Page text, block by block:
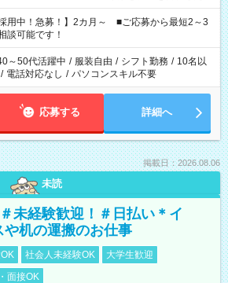
って夕飯の準備がしたい」 「できれば残業はし
ご希望を教えてくださいね。 ※Wワーク希望
お仕事で希望する勤務時間と、もう1つのお仕事
計で週40時間を超える場合は応募できません。
採用中！急募！】2カ月～ ■ご応募から最短2～3
談可能です！
～50代活躍中 / 服装自由 / シフト勤務 / 10名以
/ 電話対応なし / パソコンスキル不要
応募する 詳細へ
掲載日：2026.08.06
未読
未経験歓迎！＃日払い＊イ
机の運搬のお仕事
社会人未経験OK
大学生歓迎
面接OK